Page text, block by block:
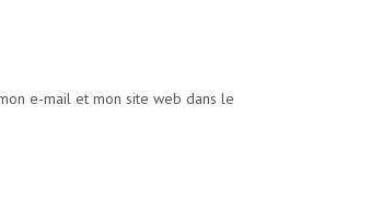
e-mail et mon site web dans le